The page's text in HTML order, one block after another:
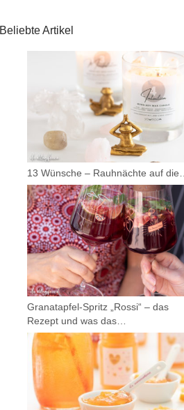
Beliebte Artikel
13 Wünsche – Rauhnächte auf die…
Granatapfel-Spritz „Rossi“ – das
Rezept und was das…